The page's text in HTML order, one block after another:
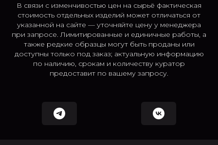
В связи с изменчивостью цен на сырьё фактическая
стоимость отдельных изделий может отличаться от
указанной на сайте — уточняйте цену у менеджера
при запросе. Лимитированные и единичные работы, а
также редкие образцы могут быть проданы или
доступны только под заказ; актуальную информацию
по наличию, срокам и количеству куратор
предоставит по вашему запросу.